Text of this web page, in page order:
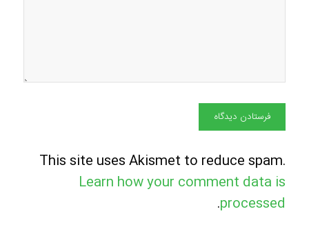
This site uses Akismet to reduce spam.
Learn how your comment data is
processed
.